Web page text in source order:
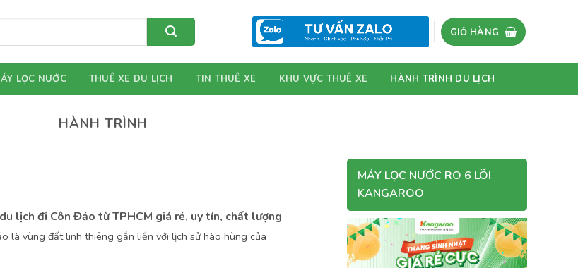
GIỎ HÀNG
LỌC NƯỚC THUÊ XE DU LỊCH TIN THUÊ XE KHU VỰC THUÊ XE HÀNH TRÌNH DU LỊCH
HÀNH TRÌNH
lịch đi Côn Đảo từ TPHCM giá rẻ, uy tín, chất lượng
là vùng đất linh thiêng gắn liền với lịch sử hào hùng của
MÁY LỌC NƯỚC RO 6 LÕI
KANGAROO